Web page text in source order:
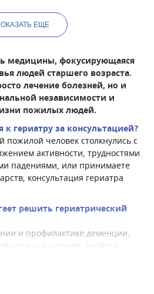
ЕЩЕ
медицины, фокусирующаяся
людей старшего возраста.
лечение болезней, но и
независимости и
пожилых людей.
к гериатру за консультацией?
человек столкнулись с
активности, трудностями
падениями, или принимаете
консультация гериатра
решить гериатрический
и профилактике деменции,
сердца и сосудов, диабета,
заболеваний, а также оценит
и даст рекомендации по уходу.